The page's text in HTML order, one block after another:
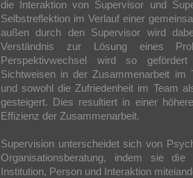
die Interaktion von Supervisor und
Selbstreflektion im Verlauf einer
außen durch den Supervisor wird
Verständnis zur Lösung eines
Perspektivwechsel wird so
Sichtweisen in der Zusammenarbeit im
und sowohl die Zufriedenheit im Team
gesteigert. Dies resultiert in einer
Effizienz der Zusammenarbeit.
Supervision unterscheidet sich von
Organisationsberatung, indem sie
Institution, Person und Interaktion